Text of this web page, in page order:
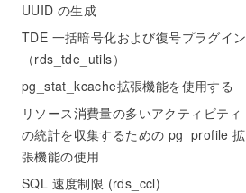
UUID の生成
TDE 一括暗号化および復号プラグイン
（rds_tde_utils）
pg_stat_kcache拡張機能を使用する
リソース消費量の多いアクティビティ
の統計を収集するための pg_profile 拡
張機能の使用
SQL 速度制限 (rds_ccl)